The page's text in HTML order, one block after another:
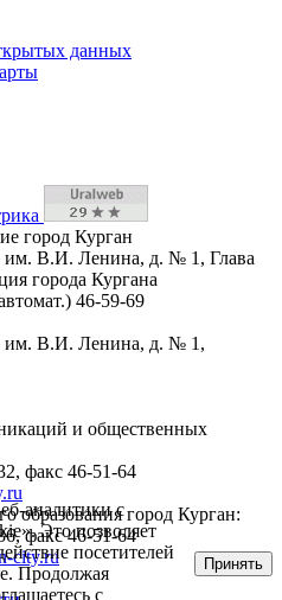
данных
город Курган
им. В.И. Ленина, д. № 1, Глава
города Кургана
46-59-69
им. В.И. Ленина, д. № 1,
и общественных
факс 46-51-64
образования город Курган:
факс 46-51-64
city.ru
аналитики с
Это позволяет
посетителей
Продолжая
с
Принять